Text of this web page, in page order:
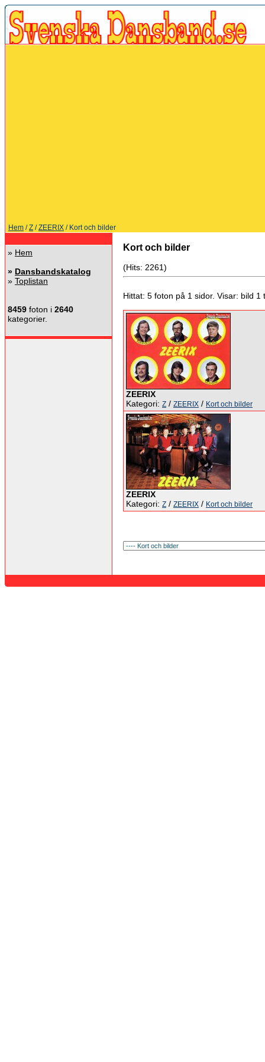
Hem /Z /ZEERIX / Kort och bilder
» Hem
» Dansbandskatalog
» Toplistan
8459 foton i 2640
kategorier.
Kort och bilder
(Hits: 2261)
Hittat: 5 foton på 1 sidor. Visar: bild 1
ZEERIX
Kategori: Z / ZEERIX / Kort och bilder
ZEERIX
Kategori: Z / ZEERIX / Kort och bilder